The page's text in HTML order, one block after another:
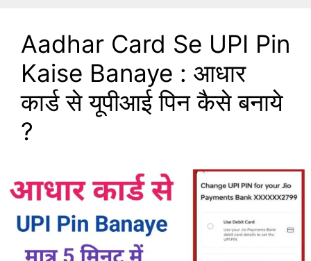
Aadhar Card Se UPI Pin
Kaise Banaye : आधार
कार्ड से यूपीआई पिन कैसे बनाये
?